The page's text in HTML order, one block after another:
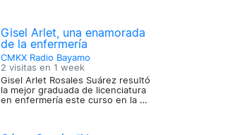
Gisel Arlet, una enamorada
de la enfermería
CMKX Radio Bayamo
2 visitas en 1 week
Gisel Arlet Rosales Suárez resultó
la mejor graduada de licenciatura
en enfermería este curso en la …